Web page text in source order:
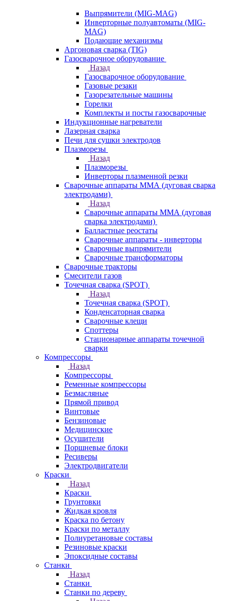
Выпрямители (MIG-MAG)
Инверторные полуавтоматы (MIG-
MAG)
Подающие механизмы
Аргоновая сварка (TIG)
Газосварочное оборудование
Назад
Газосварочное оборудование
Газовые резаки
Газорезательные машины
Горелки
Комплекты и посты газосварочные
Индукционные нагреватели
Лазерная сварка
Печи для сушки электродов
Плазморезы
Назад
Плазморезы
Инверторы плазменной резки
Сварочные аппараты ММА (дуговая сварка
электродами)
Назад
Сварочные аппараты ММА (дуговая
сварка электродами)
Балластные реостаты
Сварочные аппараты - инверторы
Сварочные выпрямители
Сварочные трансформаторы
Сварочные тракторы
Смесители газов
Точечная сварка (SPOT)
Назад
Точечная сварка (SPOT)
Конденсаторная сварка
Сварочные клещи
Споттеры
Стационарные аппараты точечной
сварки
Компрессоры
Назад
Компрессоры
Ременные компрессоры
Безмасляные
Прямой привод
Винтовые
Бензиновые
Медицинские
Осушители
Поршневые блоки
Ресиверы
Электродвигатели
Краски
Назад
Краски
Грунтовки
Жидкая кровля
Краска по бетону
Краски по металлу
Полиуретановые составы
Резиновые краски
Эпоксидные составы
Станки
Назад
Станки
Станки по дереву